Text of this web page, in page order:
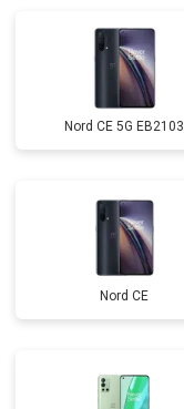
Nord CE 5G EB2103
Nord CE